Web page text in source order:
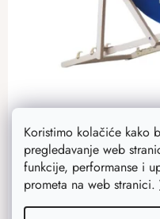
Koristimo kolačiće kako
pregledavanje web
funkcije, performanse i
prometa na web stranici.
Drvena ležaljka s
Udobna drvena ležaljka
opustiti u vrtu, na terasi,
šarena tkanina može